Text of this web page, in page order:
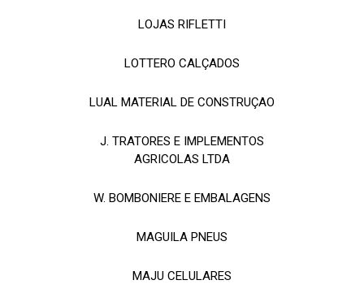
LOJAS RIFLETTI
LOTTERO CALÇADOS
LUAL MATERIAL DE CONSTRUÇAO
J. TRATORES E IMPLEMENTOS
AGRICOLAS LTDA
W. BOMBONIERE E EMBALAGENS
MAGUILA PNEUS
MAJU CELULARES